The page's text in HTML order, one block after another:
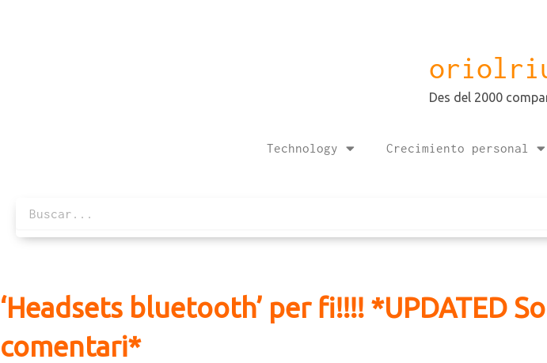
Des del 2000
Technology Crecimiento personal
‘Headsets bluetooth’ per fi!!!! *UPDATED
comentari*